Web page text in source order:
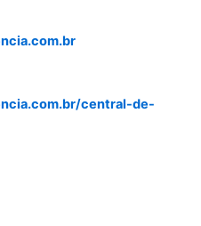
central-de-